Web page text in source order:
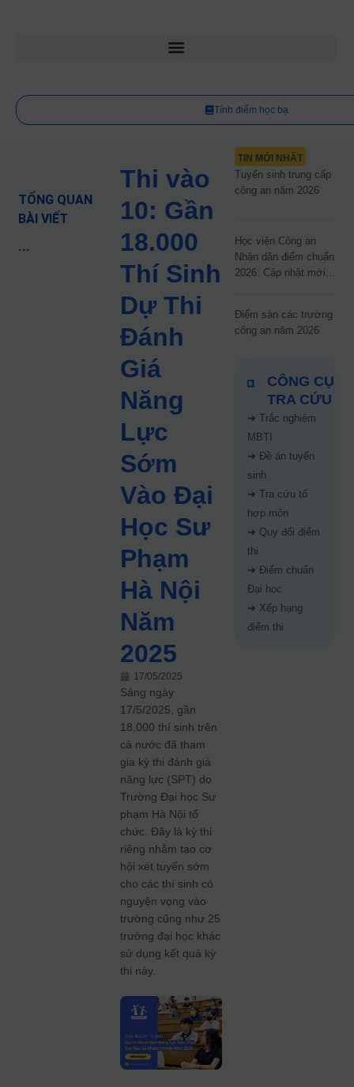
Tính điểm học bạ
TỔNG QUAN
BÀI VIẾT
...
Thi vào
10: Gần
18.000
Thí Sinh
Dự Thi
Đánh
Giá
Năng
Lực
Sớm
Vào Đại
Học Sư
Phạm
Hà Nội
Năm
2025
17/05/2025
Sáng ngày
17/5/2025, gần
18.000 thí sinh trên
cả nước đã tham
gia kỳ thi đánh giá
năng lực (SPT) do
Trường Đại học Sư
phạm Hà Nội tổ
chức. Đây là kỳ thi
riêng nhằm tạo cơ
hội xét tuyển sớm
cho các thí sinh có
nguyện vọng vào
trường cũng như 25
trường đại học khác
sử dụng kết quả kỳ
thi này.
TIN MỚI NHẤT
Tuyển sinh trung cấp
công an năm 2026
Học viện Công an
Nhân dân điểm chuẩn
2026: Cập nhật mới
Điểm sàn các trường
công an năm 2026
CÔNG CỤ
TRA CỨU
➜ Trắc nghiệm
MBTI
➜ Đề án tuyển
sinh
➜ Tra cứu tổ
hợp môn
➜ Quy đổi điểm
thi
➜ Điểm chuẩn
Đại học
➜ Xếp hạng
điểm thi